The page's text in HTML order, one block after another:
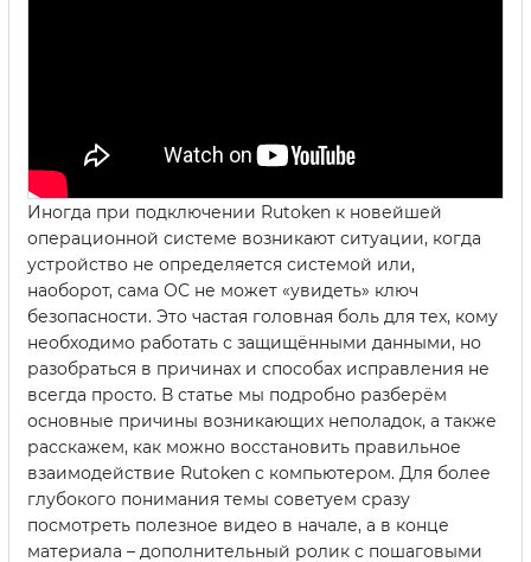
Иногда при подключении Rutoken к новейшей
операционной системе возникают ситуации, когда
устройство не определяется системой или,
наоборот, сама ОС не может «увидеть» ключ
безопасности. Это частая головная боль для тех, кому
необходимо работать с защищёнными данными, но
разобраться в причинах и способах исправления не
всегда просто. В статье мы подробно разберём
основные причины возникающих неполадок, а также
расскажем, как можно восстановить правильное
взаимодействие Rutoken с компьютером. Для более
глубокого понимания темы советуем сразу
посмотреть полезное видео в начале, а в конце
материала – дополнительный ролик с пошаговыми